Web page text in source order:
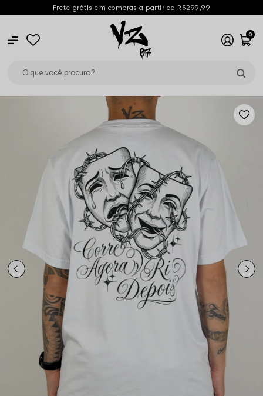
Frete grátis em compras a partir de R$299,99
0